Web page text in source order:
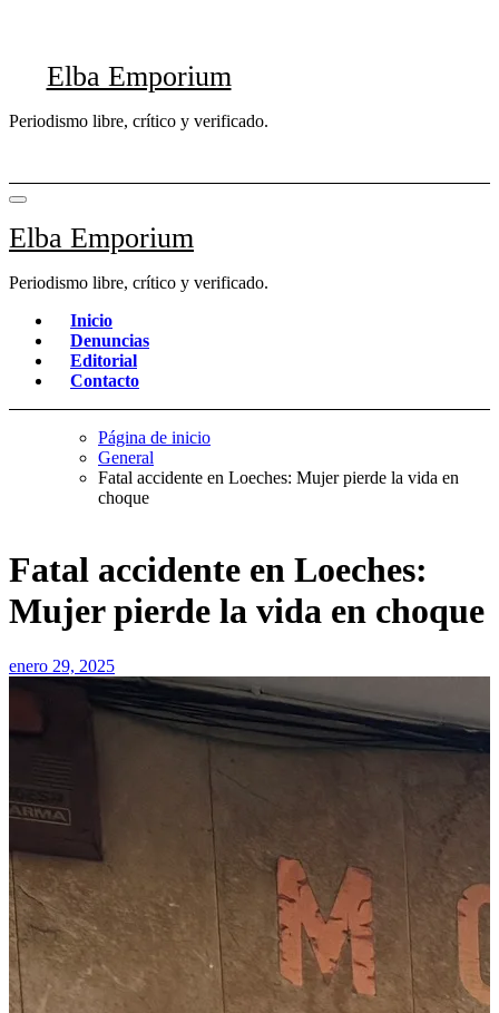
Elba Emporium
Periodismo libre, crítico y verificado.
Elba Emporium
Periodismo libre, crítico y verificado.
Inicio
Denuncias
Editorial
Contacto
Página de inicio
General
Fatal accidente en Loeches: Mujer pierde la vida en
choque
Fatal accidente en Loeches:
Mujer pierde la vida en choque
enero 29, 2025